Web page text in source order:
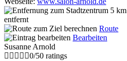
5 km
entfernt
Route
Bearbeiten
Susanne Arnold
0/50 ratings